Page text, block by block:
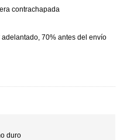
contrachapada
70% antes del envío
duro